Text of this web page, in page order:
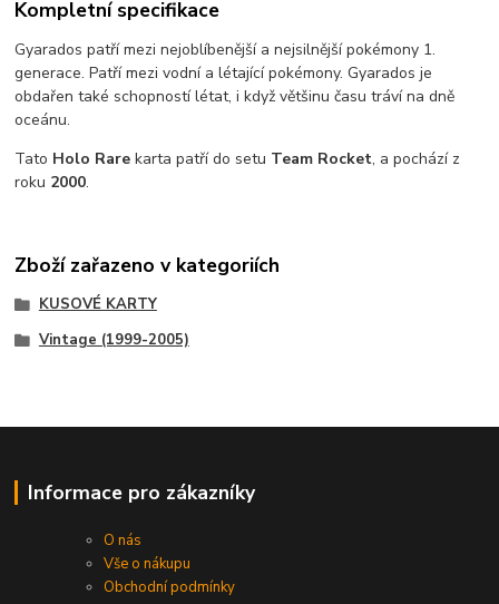
Kompletní specifikace
Gyarados patří mezi nejoblíbenější a nejsilnější pokémony 1.
generace. Patří mezi vodní a létající pokémony. Gyarados je
obdařen také schopností létat, i když většinu času tráví na dně
oceánu.
Tato Holo Rare karta patří do setu Team Rocket, a pochází z
roku 2000.
Zboží zařazeno v kategoriích
KUSOVÉ KARTY
Vintage (1999-2005)
Informace pro zákazníky
O nás
Vše o nákupu
Obchodní podmínky